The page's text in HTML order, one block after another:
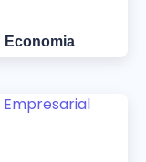
Economia